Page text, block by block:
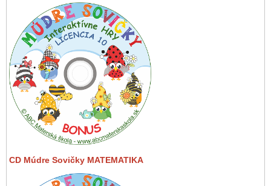
CD Múdre Sovičky MATEMATIKA